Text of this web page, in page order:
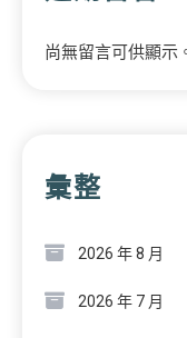
尚無留言可供顯示
彙整
2026 年 8 月
2026 年 7 月